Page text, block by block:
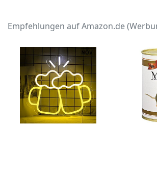
Empfehlungen auf Amazon.de